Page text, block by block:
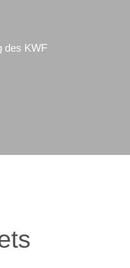
des KWF